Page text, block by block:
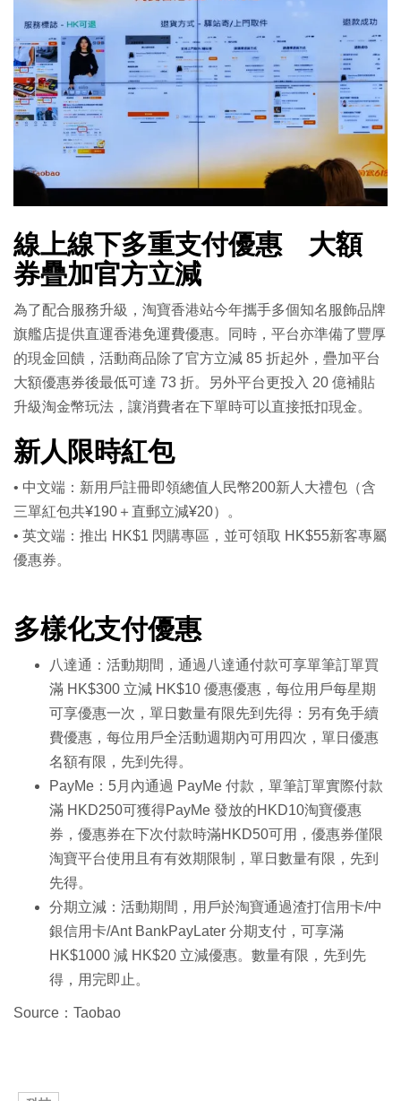
線上線下多重支付優惠 大額
券疊加官方立減
為了配合服務升級，淘寶香港站今年攜手多個知名服飾品牌
旗艦店提供直運香港免運費優惠。同時，平台亦準備了豐厚
的現金回饋，活動商品除了官方立減 85 折起外，疊加平台
大額優惠券後最低可達 73 折。另外平台更投入 20 億補貼
升級淘金幣玩法，讓消費者在下單時可以直接抵扣現金。
新人限時紅包
• 中文端：新用戶註冊即領總值人民幣200新人大禮包（含
三單紅包共¥190＋直郵立減¥20）。
• 英文端：推出 HK$1 閃購專區，並可領取 HK$55新客專屬
優惠券。
多樣化支付優惠
八達通：活動期間，通過八達通付款可享單筆訂單買
滿 HK$300 立減 HK$10 優惠優惠，每位用戶每星期
可享優惠一次，單日數量有限先到先得：另有免手續
費優惠，每位用戶全活動週期內可用四次，單日優惠
名額有限，先到先得。
PayMe：5月內通過 PayMe 付款，單筆訂單實際付款
滿 HKD250可獲得PayMe 發放的HKD10淘寶優惠
券，優惠券在下次付款時滿HKD50可用，優惠券僅限
淘寶平台使用且有有效期限制，單日數量有限，先到
先得。
分期立減：活動期間，用戶於淘寶通過渣打信用卡/中
銀信用卡/Ant BankPayLater 分期支付，可享滿
HK$1000 減 HK$20 立減優惠。數量有限，先到先
得，用完即止。
Source：Taobao